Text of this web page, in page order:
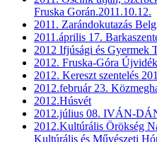
Fruska Gorán.2011.10.12.
2011. Zarándokutazás
2011.április 17.
2012 Ifjúsági és Gyermek
2012. Fruska-Góra Újvidék
2012. Kereszt szentelés
2012.február 23.
2012.Húsvét
2012.július 08. IVÁN-
2012.Kultúrális Örökség
Kultúrális és Művészeti